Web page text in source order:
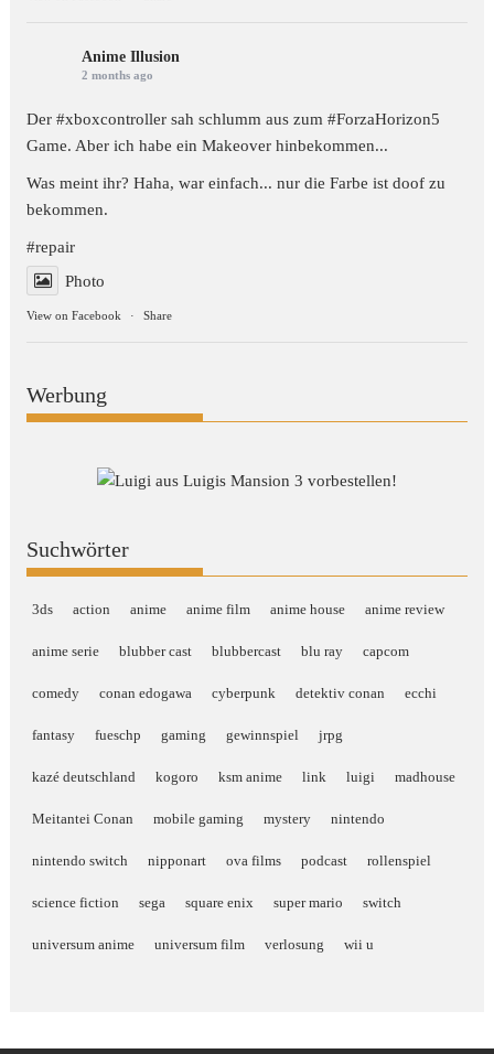
Anime Illusion
2 months ago
Der #xboxcontroller sah schlumm aus zum#ForzaHorizon5
Game. Aber ich habe ein Makeover hinbekommen...
Was meint ihr? Haha, war einfach... nur die Farbe ist doof zu
bekommen.
#repair
Photo
View on Facebook · Share
Werbung
Suchwörter
3ds action anime anime film anime house anime review
anime serie blubber cast blubbercast blu ray capcom
comedy conan edogawa cyberpunk detektiv conan ecchi
fantasy fueschp gaming gewinnspiel jrpg
kazé deutschland kogoro ksm anime link luigi madhouse
Meitantei Conan mobile gaming mystery nintendo
nintendo switch nipponart ova films podcast rollenspiel
science fiction sega square enix super mario switch
universum anime universum film verlosung wii u